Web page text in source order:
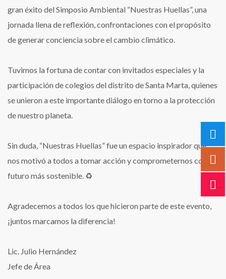
gran éxito del Simposio Ambiental “Nuestras Huellas”, una
jornada llena de reflexión, confrontaciones con el propósito
de generar conciencia sobre el cambio climático.
Tuvimos la fortuna de contar con invitados especiales y la
participación de colegios del distrito de Santa Marta, quienes
se unieron a este importante diálogo en torno a la protección
de nuestro planeta.
Sin duda, “Nuestras Huellas” fue un espacio inspirador que
nos motivó a todos a tomar acción y comprometernos con un
futuro más sostenible. ♻️
Agradecemos a todos los que hicieron parte de este evento,
¡juntos marcamos la diferencia!
Lic. Julio Hernández
Jefe de Área